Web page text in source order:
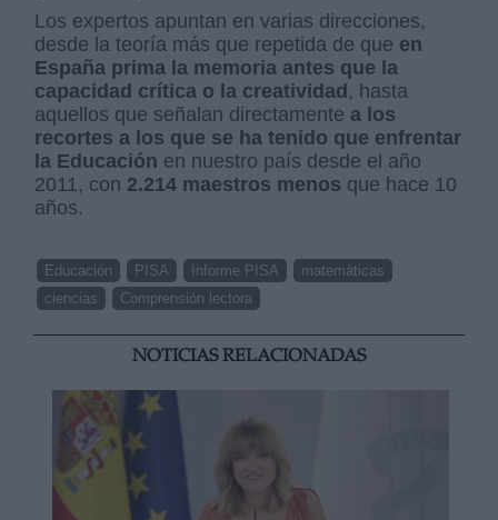
Los expertos apuntan en varias direcciones,
desde la teoría más que repetida de que en
España prima la memoria antes que la
capacidad crítica o la creatividad , hasta
aquellos que señalan directamente a los
recortes a los que se ha tenido que enfrentar
la Educación en nuestro país desde el año
2011, con 2.214 maestros menos que hace 10
años.
Educación PISA Informe PISA
matemáticas
ciencias
Comprensión lectora
NOTICIAS RELACIONADAS